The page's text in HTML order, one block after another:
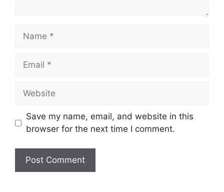
Name
Email
Website
Save my name, email, and website in this
browser for the next time I comment.